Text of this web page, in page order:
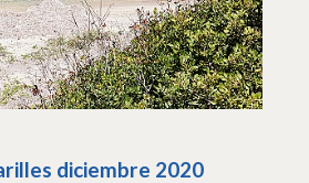
diciembre 2020